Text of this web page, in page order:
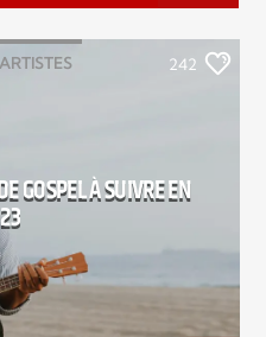
242
GOSPEL À SUIVRE EN